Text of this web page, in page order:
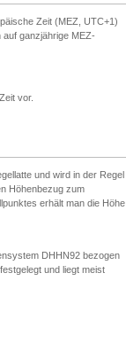
Zeit (MEZ, UTC+1)
ganzjährige MEZ-
vor.
und wird in der Regel
Höhenbezug zum
erhält man die Höhe
DHHN92 bezogen
und liegt meist